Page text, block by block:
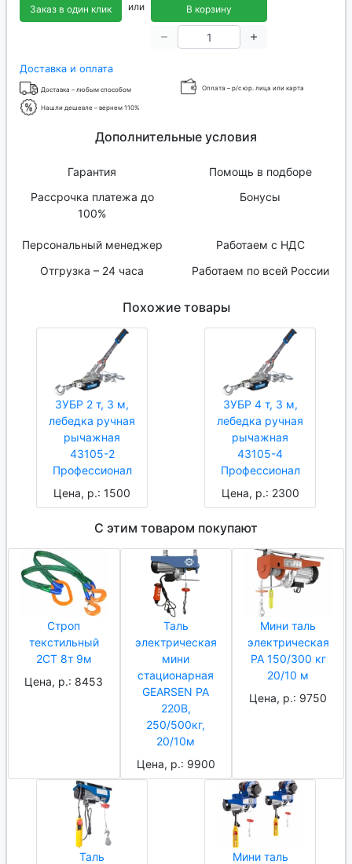
Заказ в один клик или В корзину
Доставка и оплата
Доставка – любым способом Оплата – р/с юр. лица или карта
Нашли дешевле – вернем 110%
Дополнительные условия
Гарантия
Помощь в подборе
Рассрочка платежа до
100%
Бонусы
Персональный менеджер
Работаем с НДС
Отгрузка – 24 часа
Работаем по всей России
Похожие товары
ЗУБР 2 т, 3 м,
лебедка ручная
рычажная
43105-2
Профессионал
Цена, р.: 1500
ЗУБР 4 т, 3 м,
лебедка ручная
рычажная
43105-4
Профессионал
Цена, р.: 2300
С этим товаром покупают
Строп
текстильный
2СТ 8т 9м
Цена, р.: 8453
Таль
электрическая
мини
стационарная
GEARSEN РА
220В,
250/500кг,
20/10м
Цена, р.: 9900
Мини таль
электрическая
РА 150/300 кг
20/10 м
Цена, р.: 9750
Таль
Мини таль